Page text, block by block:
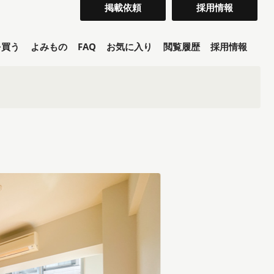
掲載依頼 採用情報
う よみもの FAQ お気に入り 閲覧履歴 採用情報